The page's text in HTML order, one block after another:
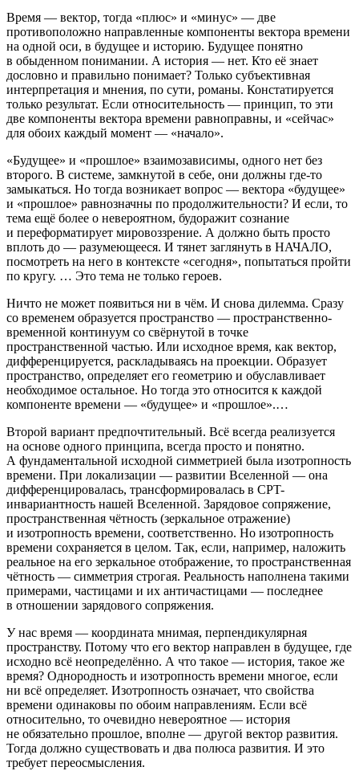
Время — вектор, тогда «плюс» и «минус» — две
противоположно направленные компоненты вектора времени
на одной оси, в будущее и историю. Будущее понятно
в обыденном понимании. А история — нет. Кто её знает
дословно и правильно понимает? Только субъективная
интерпретация и мнения, по сути, романы. Констатируется
только результат. Если относительность — принцип, то эти
две компоненты вектора времени равноправны, и «сейчас»
для обоих каждый момент — «начало».
«Будущее» и «прошлое» взаимозависимы, одного нет без
второго. В системе, замкнутой в себе, они должны где-то
замыкаться. Но тогда возникает вопрос — вектора «будущее»
и «прошлое» равнозначны по продолжительности? И если, то
тема ещё более о невероятном, будоражит сознание
и переформатирует мировоззрение. А должно быть просто
вплоть до — разумеющееся. И тянет заглянуть в НАЧАЛО,
посмотреть на него в контексте «сегодня», попытаться пройти
по кругу. … Это тема не только героев.
Ничто не может появиться ни в чём. И снова дилемма. Сразу
со временем образуется пространство — пространственно-
временной континуум со свёрнутой в точке
пространственной частью. Или исходное время, как вектор,
дифференцируется, раскладываясь на проекции. Образует
пространство, определяет его геометрию и обуславливает
необходимое остальное. Но тогда это относится к каждой
компоненте времени — «будущее» и «прошлое».…
Второй вариант предпочтительный. Всё всегда реализуется
на основе одного принципа, всегда просто и понятно.
А фундаментальной исходной симметрией была изотропность
времени. При локализации — развитии Вселенной — она
дифференцировалась, трансформировалась в CPT-
инвариантность нашей Вселенной. Зарядовое сопряжение,
пространственная чётность (зеркальное отражение)
и изотропность времени, соответственно. Но изотропность
времени сохраняется в целом. Так, если, например, наложить
реальное на его зеркальное отображение, то пространственная
чётность — симметрия строгая. Реальность наполнена такими
примерами, частицами и их античастицами — последнее
в отношении зарядового сопряжения.
У нас время — координата мнимая, перпендикулярная
пространству. Потому что его вектор направлен в будущее, где
исходно всё неопределённо. А что такое — история, такое же
время? Однородность и изотропность времени многое, если
ни всё определяет. Изотропность означает, что свойства
времени одинаковы по обоим направлениям. Если всё
относительно, то очевидно невероятное — история
не обязательно прошлое, вполне — другой вектор развития.
Тогда должно существовать и два полюса развития. И это
требует переосмысления.